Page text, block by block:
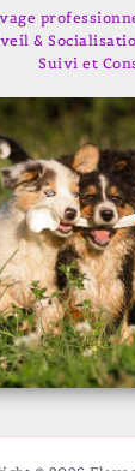
&
Suivi et